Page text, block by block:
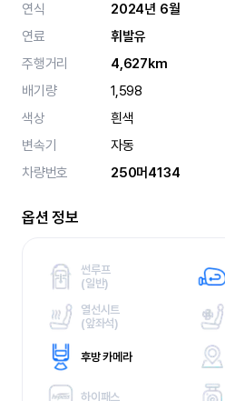
연식
2024년 6월
연료
휘발유
주행거리
4,627km
배기량
1,598
색상
흰색
변속기
자동
차량번호
250머4134
옵션 정보
썬루프
(일반)
열선시트
(앞좌석)
후방 카메라
하이패스